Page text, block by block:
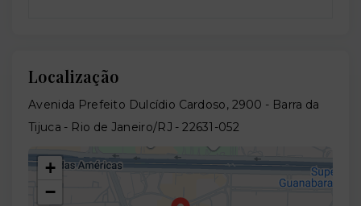
Localização
Avenida Prefeito Dulcídio Cardoso, 2900 - Barra da
Tijuca - Rio de Janeiro/RJ - 22631-052
+
−